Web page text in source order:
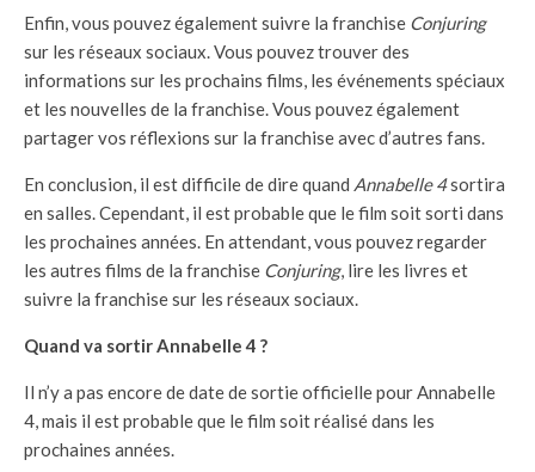
Enfin, vous pouvez également suivre la franchise Conjuring
sur les réseaux sociaux. Vous pouvez trouver des
informations sur les prochains films, les événements spéciaux
et les nouvelles de la franchise. Vous pouvez également
partager vos réflexions sur la franchise avec d’autres fans.
En conclusion, il est difficile de dire quand Annabelle 4sortira
en salles. Cependant, il est probable que le film soit sorti dans
les prochaines années. En attendant, vous pouvez regarder
les autres films de la franchise Conjuring, lire les livres et
suivre la franchise sur les réseaux sociaux.
Quand va sortir Annabelle 4 ?
Il n’y a pas encore de date de sortie officielle pour Annabelle
4, mais il est probable que le film soit réalisé dans les
prochaines années.